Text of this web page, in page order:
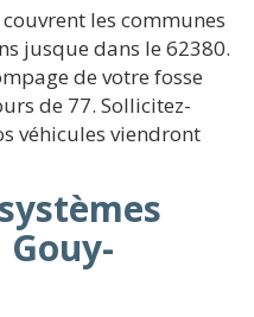
les communes
jusque dans le 62380.
de votre fosse
de 77. Sollicitez-
véhicules viendront